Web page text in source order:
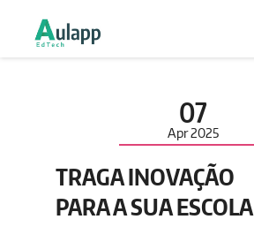
07
Apr2025
TRAGA INOVAÇÃO
PARA A SUA ESCOLA